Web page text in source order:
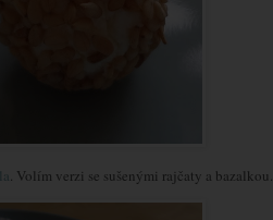
. Volím verzi se sušenými rajčaty a bazalkou.